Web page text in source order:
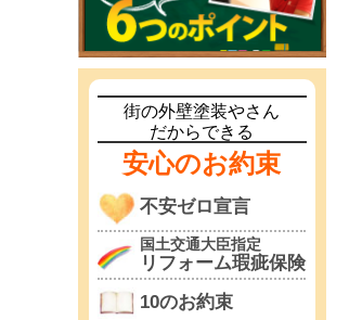
街の外壁塗装やさん
だからできる
安心のお約束
不安ゼロ宣言
国土交通大臣指定
リフォーム瑕疵保険
10のお約束